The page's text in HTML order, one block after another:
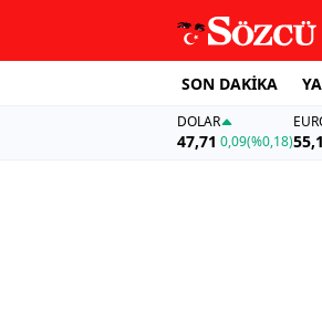
SON DAKİKA
DOLAR
47,71 0,09(%0,18)